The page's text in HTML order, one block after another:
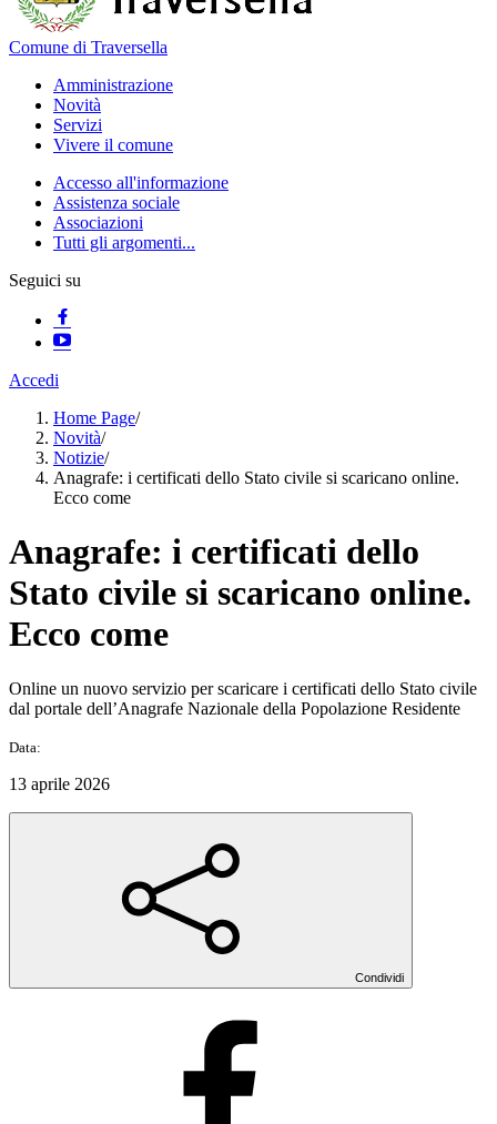
Comune di Traversella
Amministrazione
Novità
Servizi
Vivere il comune
Accesso all'informazione
Assistenza sociale
Associazioni
Tutti gli argomenti...
Seguici su
Accedi
Home Page/
Novità/
Notizie/
Anagrafe: i certificati dello Stato civile si scaricano online.
Ecco come
Anagrafe: i certificati dello
Stato civile si scaricano online.
Ecco come
Online un nuovo servizio per scaricare i certificati dello Stato civile
dal portale dell’Anagrafe Nazionale della Popolazione Residente
Data:
13 aprile 2026
Condividi